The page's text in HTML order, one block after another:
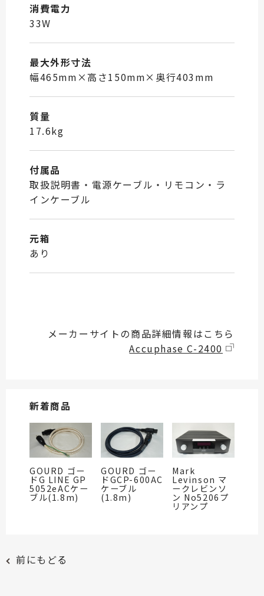
消費電力
33W
最大外形寸法
幅465mm×高さ150mm×奥行403mm
質量
17.6kg
付属品
取扱説明書・電源ケーブル・リモコン ・ラ
インケーブル
元箱
あり
メーカーサイトの商品詳細情報はこちら
Accuphase C-2400
新着商品
GOURD ゴー
ドG LINE GP
5052eACケー
ブル(1.8m)
GOURD ゴー
ドGCP-600AC
ケーブル
(1.8m)
Mark
Levinson マ
ークレビンソ
ン No5206プ
リアンプ
前にもどる